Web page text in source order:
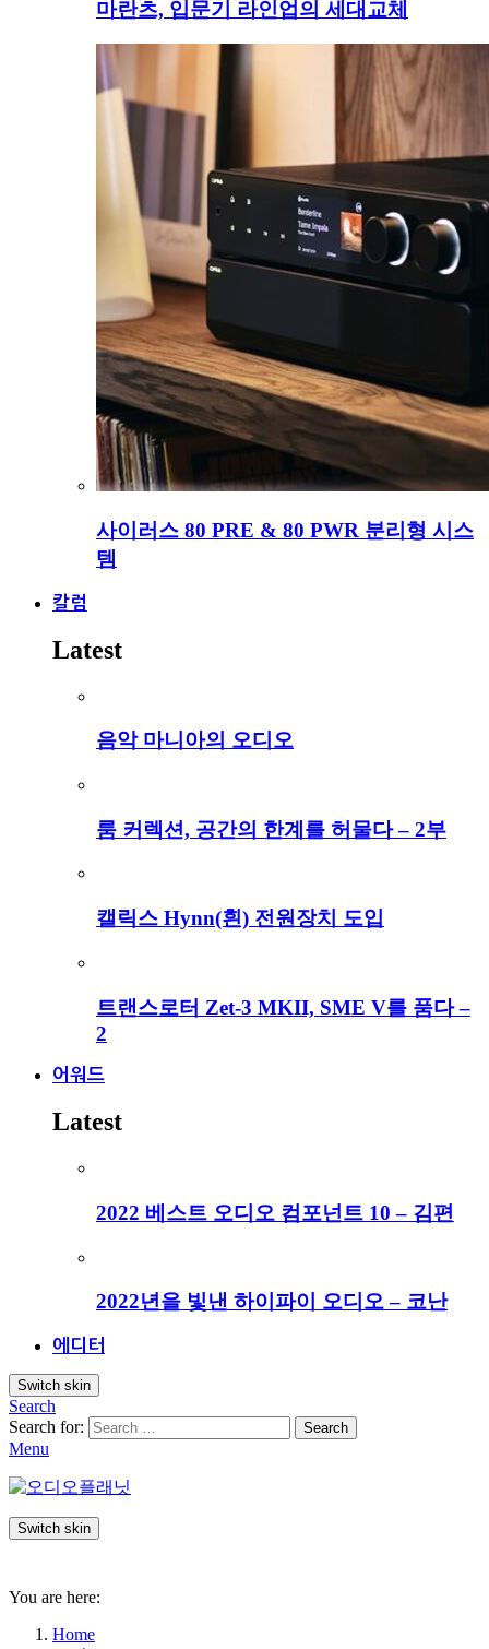
마란츠, 입문기 라인업의 세대교체
사이러스 80 PRE & 80 PWR 분리형 시스
템
칼럼
Latest
음악 마니아의 오디오
룸 커렉션, 공간의 한계를 허물다 – 2부
캘릭스 Hynn(흰) 전원장치 도입
트랜스로터 Zet-3 MKII, SME V를 품다 –
2
어워드
Latest
2022 베스트 오디오 컴포넌트 10 – 김편
2022년을 빛낸 하이파이 오디오 – 코난
에디터
Switch skin
Search
Search for:
Search
Menu
Switch skin
You are here:
Home